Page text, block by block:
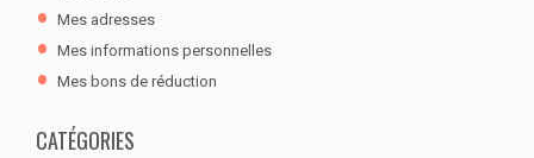
Mes adresses
Mes informations personnelles
Mes bons de réduction
CATÉGORIES